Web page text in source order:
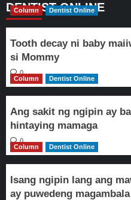
DENTIST ONLINE
Column Dentist Online
Tooth decay ni baby
si Mommy
0
Column
Dentist Online
Ang sakit ng ngipin ay
hintaying mamaga
0
Column
Dentist Online
Isang ngipin lang ang
ay puwedeng magambala